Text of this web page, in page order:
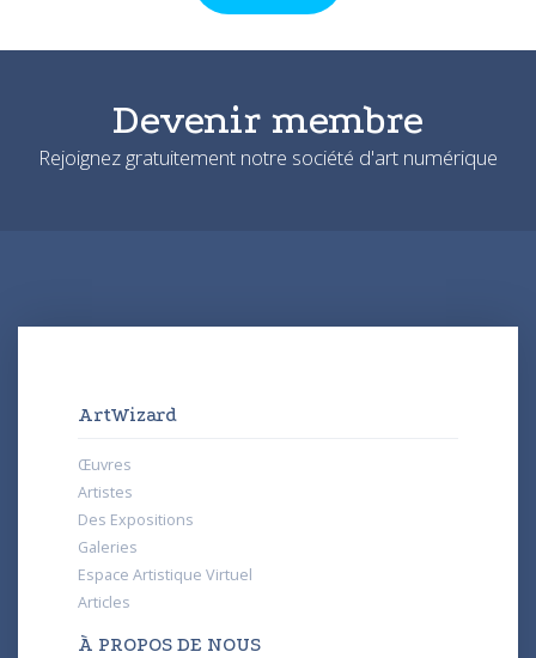
Devenir membre
Rejoignez gratuitement notre société d'art numérique
ArtWizard
Œuvres
Artistes
Des Expositions
Galeries
Espace Artistique Virtuel
Articles
À PROPOS DE NOUS